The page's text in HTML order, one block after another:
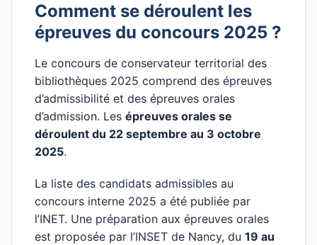
Comment se déroulent les
épreuves du concours 2025 ?
Le concours de conservateur territorial des
bibliothèques 2025 comprend des épreuves
d’admissibilité et des épreuves orales
d’admission. Les épreuves orales se
déroulent du 22 septembre au 3 octobre
2025.
La liste des candidats admissibles au
concours interne 2025 a été publiée par
l’INET. Une préparation aux épreuves orales
est proposée par l’INSET de Nancy, du 19 au